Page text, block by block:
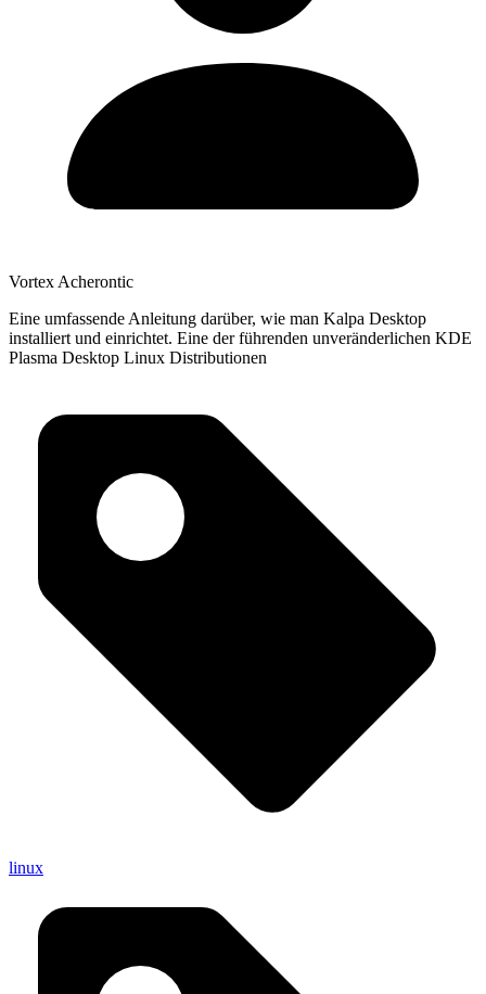
Vortex Acherontic
Eine umfassende Anleitung darüber, wie man Kalpa Desktop
installiert und einrichtet. Eine der führenden unveränderlichen KDE
Plasma Desktop Linux Distributionen
linux